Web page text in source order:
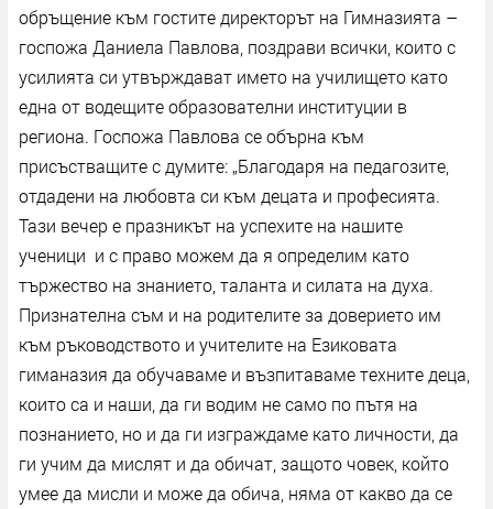
обръщение към гостите директорът на Гимназията –
госпожа Даниела Павлова, поздрави всички, които с
усилията си утвърждават името на училището като
една от водещите образователни институции в
региона. Госпожа Павлова се обърна към
присъстващите с думите: „Благодаря на педагозите,
отдадени на любовта си към децата и професията.
Тази вечер е празникът на успехите на нашите
ученици и с право можем да я определим като
тържество на знанието, таланта и силата на духа.
Признателна съм и на родителите за доверието им
към ръководството и учителите на Езиковата
гиманазия да обучаваме и възпитаваме техните деца,
които са и наши, да ги водим не само по пътя на
познанието, но и да ги изграждаме като личности, да
ги учим да мислят и да обичат, защото човек, който
умее да мисли и може да обича, няма от какво да се